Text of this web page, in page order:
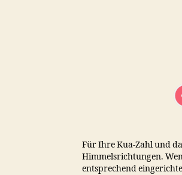
Für Ihre Kua-Zahl und
Himmelsrichtungen.
entsprechend